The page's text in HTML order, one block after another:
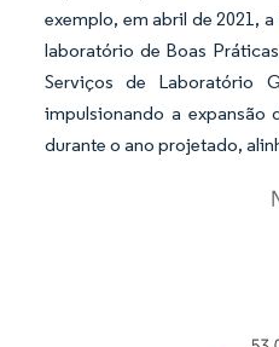
exemplo, em abril de 2021,
laboratório de Boas
Serviços de Laboratório
impulsionando a expansão
durante o ano projetado,